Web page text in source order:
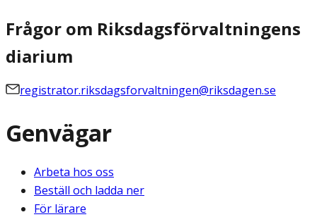
Frågor om Riksdagsförvaltningens
diarium
registrator.riksdagsforvaltningen@riksdagen.se
Genvägar
Arbeta hos oss
Beställ och ladda ner
För lärare